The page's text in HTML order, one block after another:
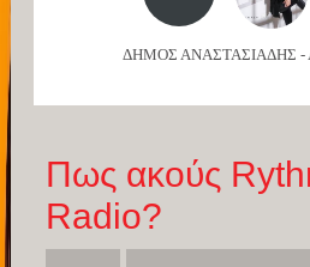
ΔΗΜΟΣ ΑΝΑΣΤΑΣΙΑΔΗΣ
Πως ακούς
Radio?